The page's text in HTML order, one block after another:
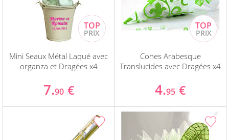
Mini Seaux Métal Laqué avec
organza et Dragées x4
7.90 €
Cones Arabesque
Translucides avec Dragées x4
4.95 €